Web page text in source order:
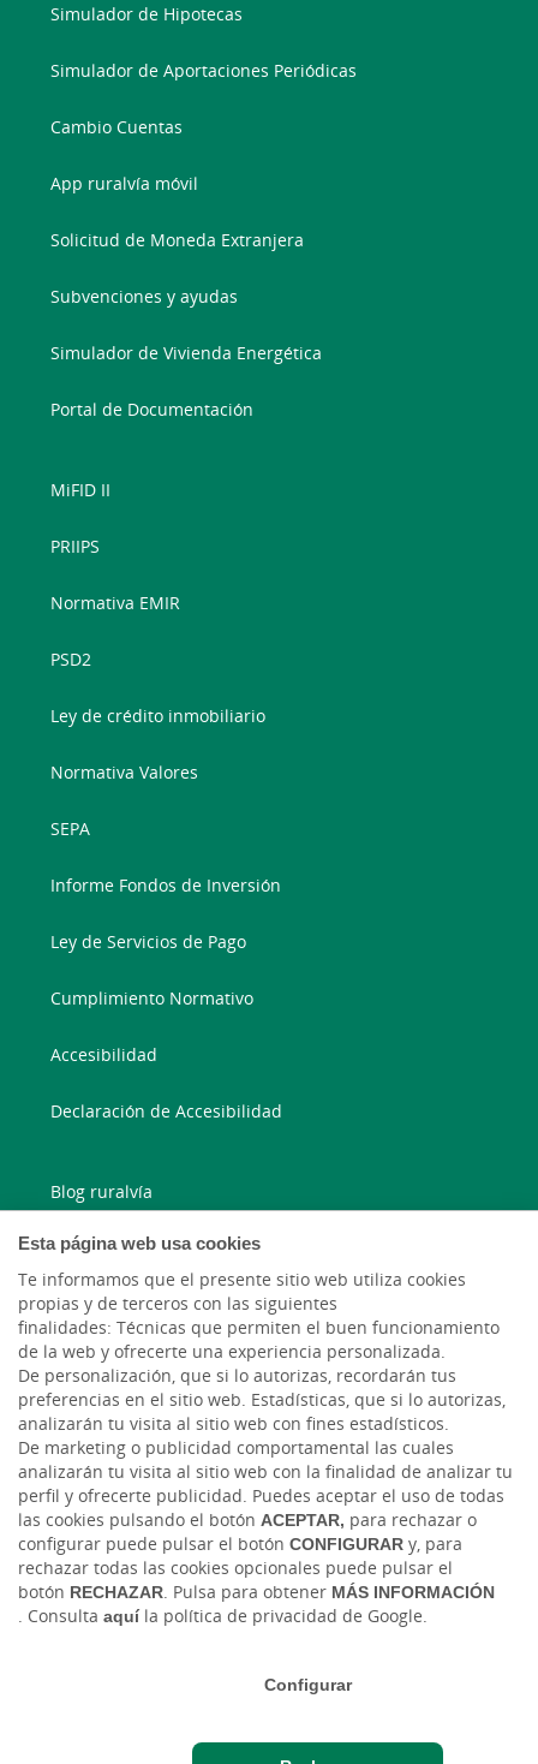
Esta página web usa cookies
Te informamos que el presente sitio web utiliza cookies
propias y de terceros con las siguientes
finalidades: Técnicas que permiten el buen funcionamiento
de la web y ofrecerte una experiencia personalizada.
De personalización, que si lo autorizas, recordarán tus
preferencias en el sitio web. Estadísticas, que si lo autorizas,
analizarán tu visita al sitio web con fines estadísticos.
De marketing o publicidad comportamental las cuales
analizarán tu visita al sitio web con la finalidad de analizar tu
perfil y ofrecerte publicidad. Puedes aceptar el uso de todas
las cookies pulsando el botón ACEPTAR, para rechazar o
configurar puede pulsar el botón CONFIGURAR y, para
rechazar todas las cookies opcionales puede pulsar el
botón RECHAZAR. Pulsa para obtener MÁS INFORMACIÓN
. Consulta aquíla política de privacidad de Google.
Configurar
Simulador de Hipotecas
Simulador de Aportaciones Periódicas
Cambio Cuentas
App ruralvía móvil
Solicitud de Moneda Extranjera
Subvenciones y ayudas
Simulador de Vivienda Energética
Portal de Documentación
MiFID II
PRIIPS
Normativa EMIR
PSD2
Ley de crédito inmobiliario
Normativa Valores
SEPA
Informe Fondos de Inversión
Ley de Servicios de Pago
Cumplimiento Normativo
Accesibilidad
Declaración de Accesibilidad
Blog ruralvía
Blog Joven In
Facebook
Twitter
Tablón de anuncios Tipos de cambio Aviso legal
Política de cookies
Protección de datos
Ciberseguridad